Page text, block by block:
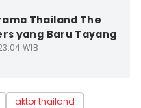
Thailand The
yang Baru Tayang
WIB
aktor thailand